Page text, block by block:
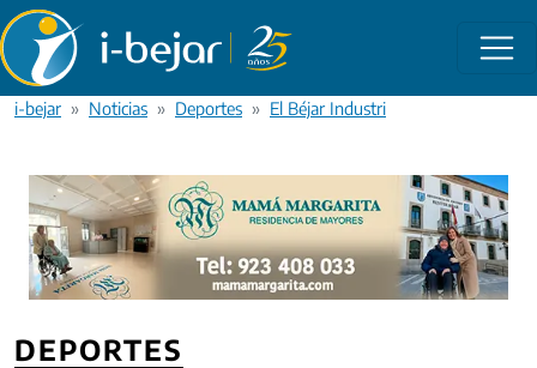
Pasar al contenido principal
i-bejar Noticias Deportes El Béjar Industrial golea al Corrales
DEPORTES